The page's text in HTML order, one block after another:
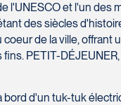
et l'un
des siècles
de la ville,
PETIT-DÉJEUNER,
d'un tuk-tuk